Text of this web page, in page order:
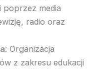
poprzez media
radio oraz
: Organizacja
z zakresu edukacji